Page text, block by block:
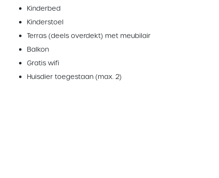
Kinderbed
Kinderstoel
Terras (deels overdekt) met meubilair
Balkon
Gratis wifi
Huisdier toegestaan (max. 2)